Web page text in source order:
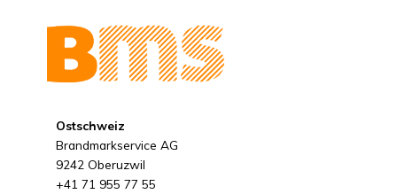
Ostschweiz
Brandmarkservice AG
9242 Oberuzwil
+41 71 955 77 55